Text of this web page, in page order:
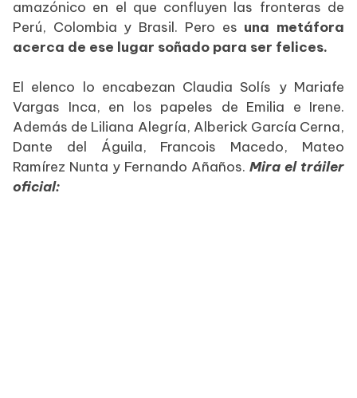
amazónico en el que confluyen las fronteras de
Perú, Colombia y Brasil. Pero es una metáfora
acerca de ese lugar soñado para ser felices.
El elenco lo encabezan Claudia Solís y Mariafe
Vargas Inca, en los papeles de Emilia e Irene.
Además de Liliana Alegría, Alberick García Cerna,
Dante del Águila, Francois Macedo, Mateo
Ramírez Nunta y Fernando Añaños. Mira el tráiler
oficial: